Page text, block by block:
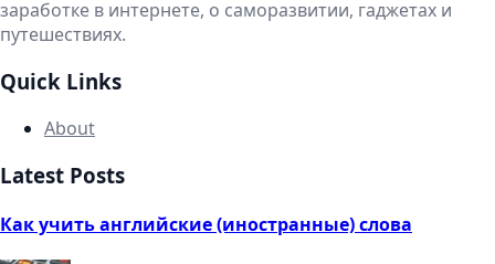
заработке в интернете, о саморазвитии, гаджетах и
путешествиях.
Quick Links
About
Latest Posts
Как учить английские (иностранные) слова